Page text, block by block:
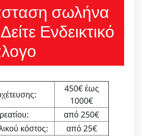
σωλήνα
Ενδεικτικό
450€ έως
1000€
από 250€
κόστος:
από 25€